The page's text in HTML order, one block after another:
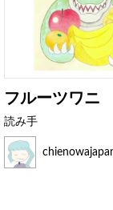
フルーツワニ
読み手